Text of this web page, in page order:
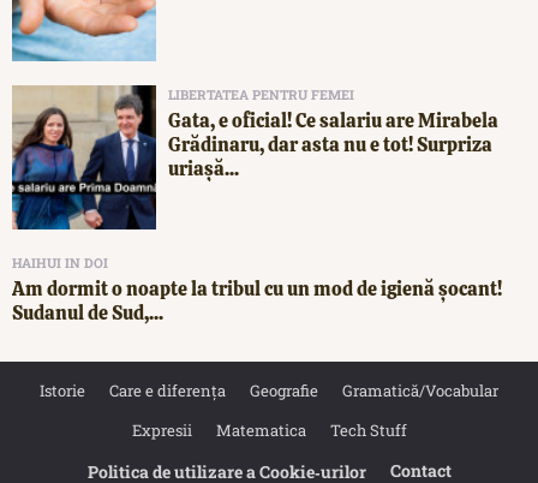
LIBERTATEA PENTRU FEMEI
Gata, e oficial! Ce salariu are Mirabela
Grădinaru, dar asta nu e tot! Surpriza
uriașă...
HAIHUI IN DOI
Am dormit o noapte la tribul cu un mod de igienă șocant!
Sudanul de Sud,...
Istorie Care e diferența Geografie
Gramatică/Vocabular
Expresii
Matematica Tech Stuff
Politica de utilizare a Cookie‐urilor Contact